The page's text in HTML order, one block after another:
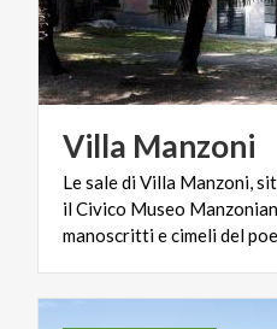
Villa Manzoni
Le sale di Villa Manzoni,
il Civico Museo
manoscritti e cimeli del